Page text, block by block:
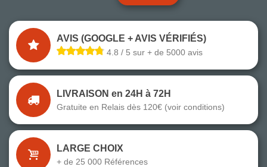
AVIS (GOOGLE + AVIS VÉRIFIÉS)
4.8 / 5 sur + de 5000 avis
LIVRAISON en 24H à 72H
Gratuite en Relais dès 120€ (voir conditions)
LARGE CHOIX
+ de 25 000 Références